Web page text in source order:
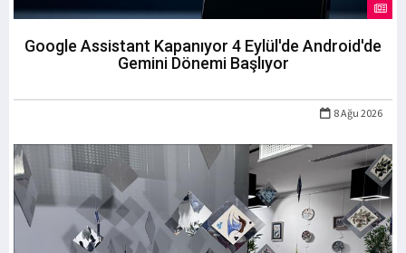
Google Assistant Kapanıyor 4 Eylül'de Android'de
Gemini Dönemi Başlıyor
8 Ağu 2026